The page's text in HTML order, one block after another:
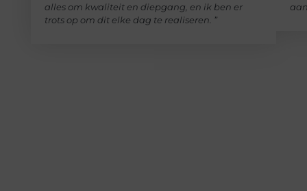
alles om kwaliteit en diepgang, en ik ben er
trots op om dit elke dag te realiseren. ”